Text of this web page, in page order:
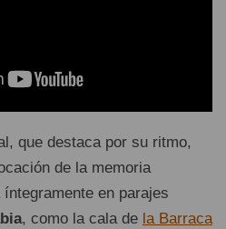
que destaca por su ritmo,
de la memoria
en parajes
, como la cala de la Barraca